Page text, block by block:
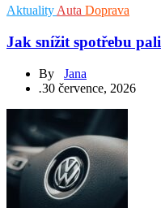
AktualityAuta Doprava
Jak snížit spotřebu
By Jana
.30 července, 2026